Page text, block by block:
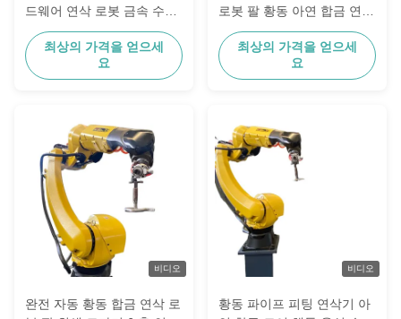
드웨어 연삭 로봇 금속 수도
꼭지 표면 연마 디버링 시스
템
최상의 가격을 얻으세
요
로봇 팔 황동 아연 합금 연마
기계 워크스테이션 주조 금
속
최상의 가격을 얻으세
요
비디오
완전 자동 황동 합금 연삭 로
비디오
황동 파이프 피팅 연삭기 아